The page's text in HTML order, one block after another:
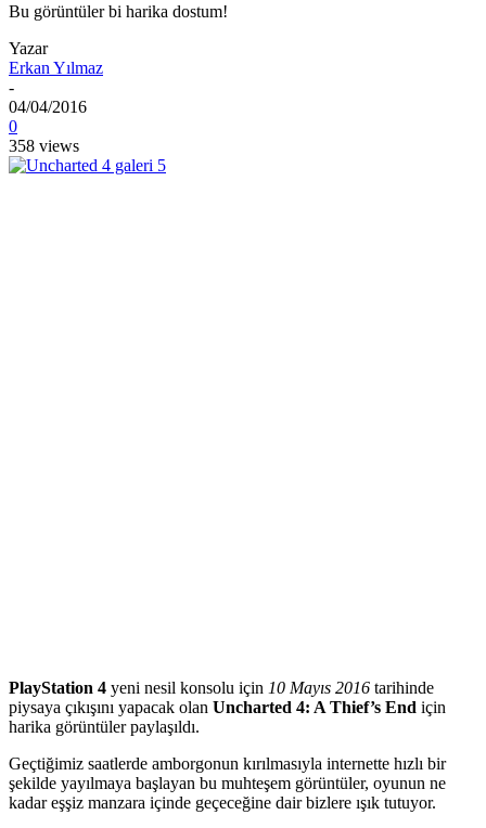
Bu görüntüler bi harika dostum!
Yazar
Erkan Yılmaz
-
04/04/2016
0
358 views
PlayStation 4 yeni nesil konsolu için 10 Mayıs 2016 tarihinde
piysaya çıkışını yapacak olan Uncharted 4: A Thief’s End için
harika görüntüler paylaşıldı.
Geçtiğimiz saatlerde amborgonun kırılmasıyla internette hızlı bir
şekilde yayılmaya başlayan bu muhteşem görüntüler, oyunun ne
kadar eşşiz manzara içinde geçeceğine dair bizlere ışık tutuyor.